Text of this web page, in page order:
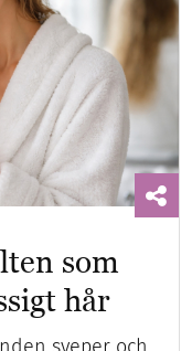
som
hår